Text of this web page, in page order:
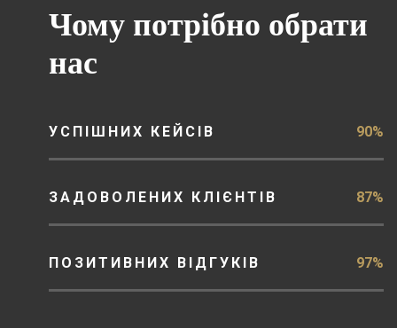
Чому потрібно обрати
нас
УСПІШНИХ КЕЙСІВ 90%
ЗАДОВОЛЕНИХ КЛІЄНТІВ 87%
ПОЗИТИВНИХ ВІДГУКІВ 97%